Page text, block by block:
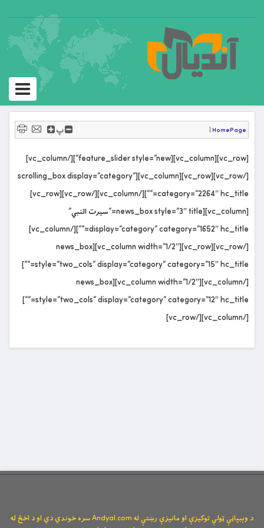
HomePage
|
پ
[vc_row][vc_column][feature_slider style=”new”][/vc_column]
[/vc_row][vc_row][vc_column][scrolling_box display=”category”
category=”2264″ hc_title=””][/vc_column][/vc_row][vc_row]
[vc_column][news_box style=”3″ title=”سیرت النبي”
display=”category” category=”1652″ hc_title=””][/vc_column]
[/vc_row][vc_row][vc_column width=”1/2″][news_box
style=”two_cols” display=”category” category=”15″ hc_title=””]
[/vc_column][vc_column width=”1/2″][news_box
style=”two_cols” display=”category” category=”12″ hc_title=””]
[/vc_column][/vc_row]
د وېبپاڼې ټولې توکیزې او مانیزې رښتې له Andyal.com سره خوندي دي او د اخځ له